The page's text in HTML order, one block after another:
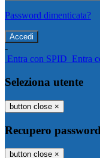
Password dimenticata?
-
Entra con SPID Entra
Seleziona utente
button close ×
Recupero password
button close ×